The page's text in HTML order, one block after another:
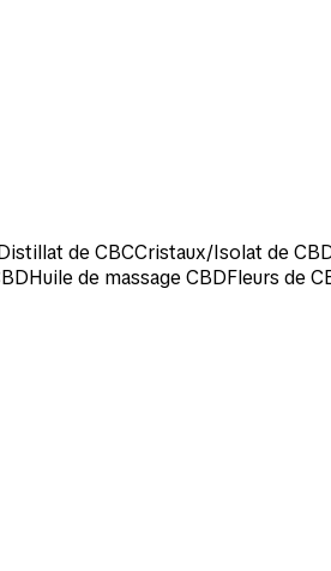
de CBCCristaux/Isolat de
Huile de massage CBDFleurs de